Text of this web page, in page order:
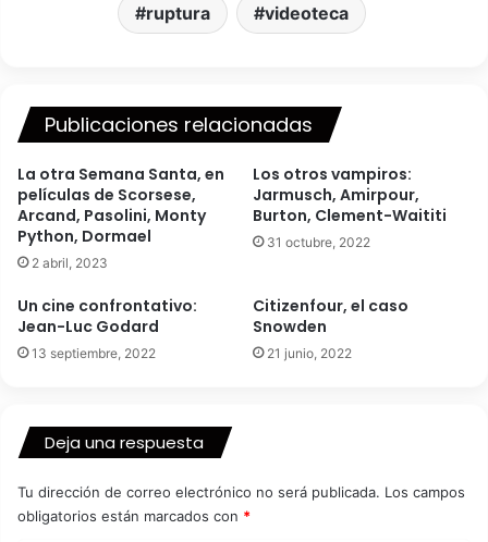
ruptura videoteca
Publicaciones relacionadas
La otra Semana Santa, en
películas de Scorsese,
Arcand, Pasolini, Monty
Python, Dormael
2 abril, 2023
Los otros vampiros:
Jarmusch, Amirpour,
Burton, Clement-Waititi
31 octubre, 2022
Un cine confrontativo:
Jean-Luc Godard
13 septiembre, 2022
Citizenfour, el caso
Snowden
21 junio, 2022
Deja una respuesta
Tu dirección de correo electrónico no será publicada. Los campos
obligatorios están marcados con *